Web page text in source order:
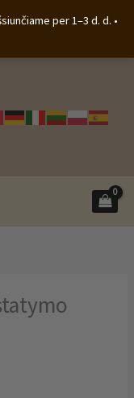
per 1–3 d. d. •